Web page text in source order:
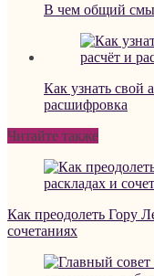
В чем общий
Как узнать свой
расшифровка
Читайте также
Как преодолеть Гору
сочетаниях